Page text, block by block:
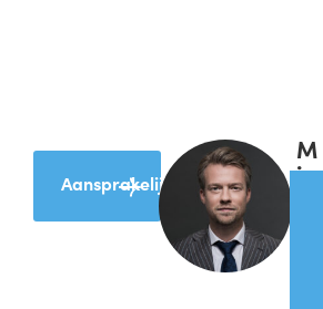
Aansprakelijkheidsrecht
M
i